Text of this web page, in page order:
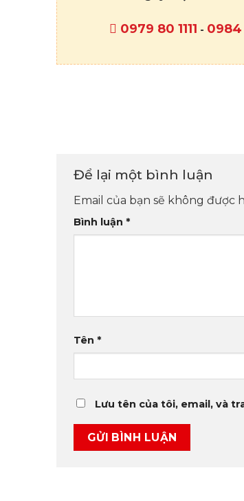
0979 80 1111 -
Để lại một bình luận
Email của bạn sẽ không được
Bình luận *
Tên *
Lưu tên của tôi, email, và